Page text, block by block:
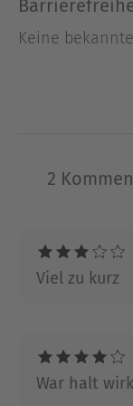
Über Leia
die schon
Zusammen
dem Hund der
LAST DRAGON
einer neuen
Keine
2
Viel zu kurz
War halt